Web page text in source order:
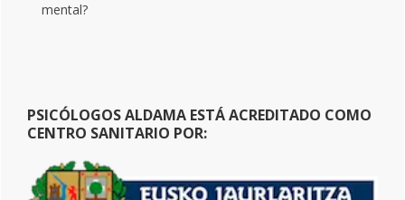
mental?
PSICÓLOGOS ALDAMA ESTÁ ACREDITADO COMO
CENTRO SANITARIO POR: